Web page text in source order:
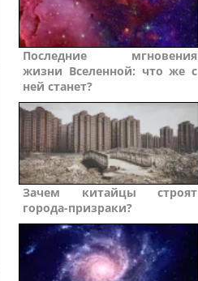
Последние мгновения
жизни Вселенной: что же с
ней станет?
Зачем китайцы строят
города-призраки?